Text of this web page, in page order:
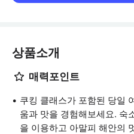
상품소개
매력포인트
쿠킹 클래스가 포함된 당일
움과 맛을 경험해보세요. 숙
을 이용하고 아말피 해안의